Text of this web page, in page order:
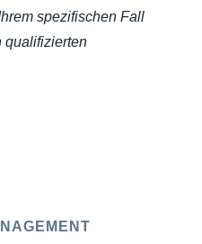
spezifischen Fall
qualifizierten